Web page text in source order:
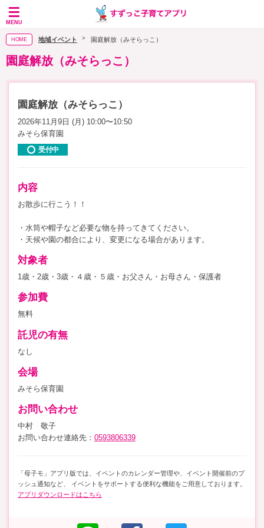
MENU
HOME 地域イベント 園庭解放（みそらっこ）
園庭解放（みそらっこ）
園庭解放（みそらっこ）
2026年11月9日 (月) 10:00〜10:50
みそら保育園
受付中
内容
お散歩に行こう！！
・水筒や帽子など必要な物を持ってきてください。
・天候や園の都合により、変更になる場合があります。
対象者
1歳・2歳・3歳・４歳・５歳・お父さん・お母さん・保護者
参加費
無料
託児の有無
なし
会場
みそら保育園
お問い合わせ
中村 敬子
お問い合わせ連絡先： 0593806339
「母子モ」アプリ版では、イベントのカレンダー管理や、イベント開催前のプ
ッシュ通知など、 イベントをサポートする便利な機能をご用意しております。
アプリダウンロードはこちら